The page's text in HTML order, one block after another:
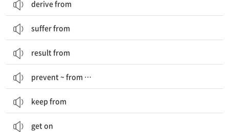
derive from
suffer from
result from
prevent ~ from …
keep from
get on